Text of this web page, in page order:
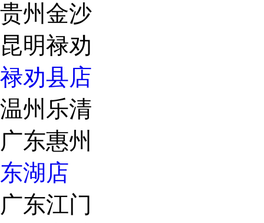
贵州金沙
昆明禄劝
禄劝县店
温州乐清
广东惠州
东湖店
广东江门